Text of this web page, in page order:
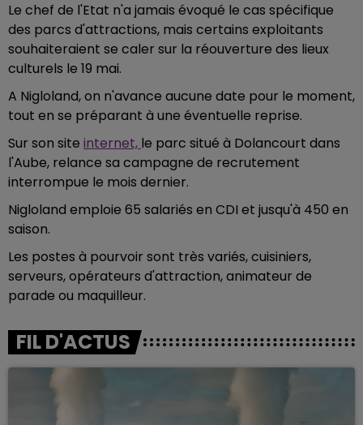
Le chef de l'Etat n'a jamais évoqué le cas spécifique
des parcs d'attractions, mais certains exploitants
souhaiteraient se caler sur la réouverture des lieux
culturels le 19 mai.
A Nigloland, on n'avance aucune date pour le moment,
tout en se préparant à une éventuelle reprise.
Sur son site internet, le parc situé à Dolancourt dans
l'Aube, relance sa campagne de recrutement
interrompue le mois dernier.
Nigloland emploie 65 salariés en CDI et jusqu'à 450 en
saison.
Les postes à pourvoir sont très variés, cuisiniers,
serveurs, opérateurs d'attraction, animateur de
parade ou maquilleur.
FIL D'ACTUS